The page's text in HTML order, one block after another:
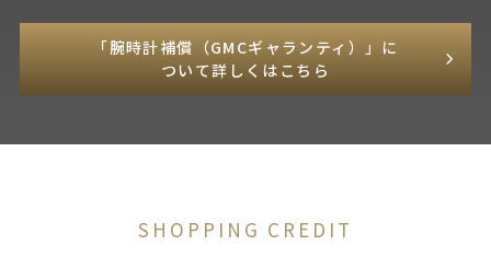
「腕時計補償（GMCギャランティ）」に
ついて詳しくはこちら
SHOPPING CREDIT